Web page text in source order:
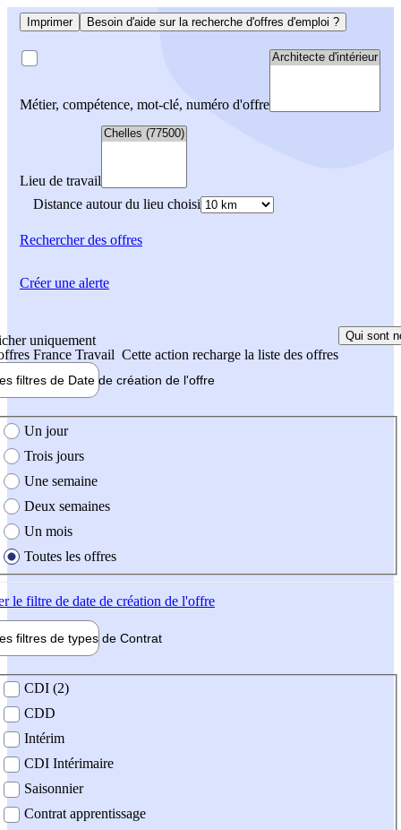
Imprimer Besoin d'aide sur la recherche d'offres d'emploi ?
Métier, compétence, mot-clé, numéro d'offre
Lieu de travail
Distance autour du lieu choisi
Rechercherdes offres
uniquement
France Travail Cette action recharge la liste des offres
Qui sont
filtres de Date de création de l'offre
création de l'offre
Un jour
Trois jours
Une semaine
Deux semaines
Un mois
Toutes les offres
le filtre de date de création de l'offre
filtres de types de Contrat
contrat
CDI (2)
CDD
Intérim
CDI Intérimaire
Saisonnier
Contrat apprentissage
Créer une alerte